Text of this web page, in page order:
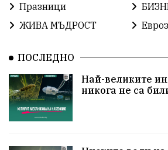
ПътнаБезопасност
ПетърПетров Деца
Технологии
ПравоваДържава Варна
Празници
ЖИВА МЪДРОСТ
ПОСЛЕДНО
Най-великите
никога не са